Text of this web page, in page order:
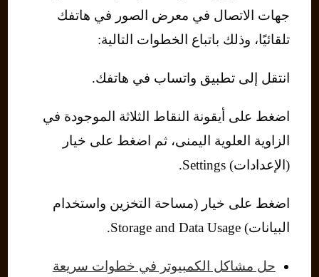
جهات الاتصال في معرض الصور في هاتفك
تلقائيًا، وذلك باتباع الخطوات التالية:
انتقل إلى تطبيق واتساب في هاتفك.
اضغط على أيقونة النقاط الثلاثة الموجودة في
الزاوية العلوية اليمنى، ثم اضغط على خيار
(الإعدادات) Settings.
اضغط على خيار (مساحة التخزين واستخدام
البيانات) Storage and Data Usage.
حل مشاكل الكمبيوتر في خطوات سريعة